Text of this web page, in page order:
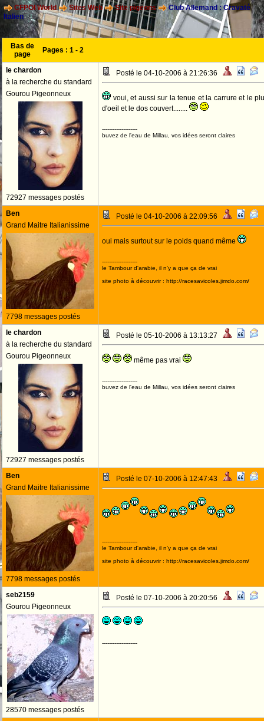
CFPOI World Sites Web Site pigeons
Club Allemand : Cravaté
Italien
Bas de
page
Pages : 1 - 2
le chardon
à la recherche du standard
Gourou Pigeonneux
72927 messages postés
Posté le 04-10-2006 à 21:26:36
voui, et aussi sur la tenue et la carrure et le
d'oeil et le dos couvert........
--------------------
buvez de l'eau de Millau, vos idées seront claires
Ben
Grand Maitre Italianissime
7798 messages postés
Posté le 04-10-2006 à 22:09:56
oui mais surtout sur le poids quand même
--------------------
le Tambour d'arabie, il n'y a que ça de vrai
site photo à découvrir : http://racesavicoles.jimdo.com/
le chardon
à la recherche du standard
Gourou Pigeonneux
72927 messages postés
Posté le 05-10-2006 à 13:13:27
même pas vrai
--------------------
buvez de l'eau de Millau, vos idées seront claires
Ben
Grand Maitre Italianissime
7798 messages postés
Posté le 07-10-2006 à 12:47:43
--------------------
le Tambour d'arabie, il n'y a que ça de vrai
site photo à découvrir : http://racesavicoles.jimdo.com/
seb2159
Gourou Pigeonneux
28570 messages postés
Posté le 07-10-2006 à 20:20:56
--------------------